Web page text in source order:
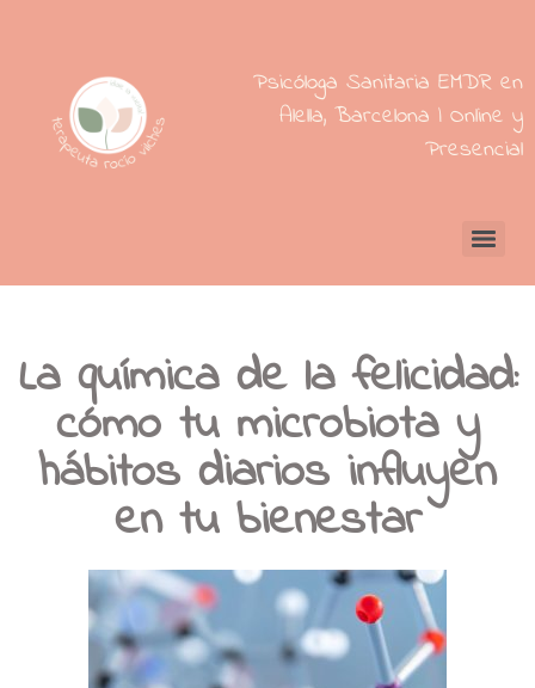
Psicóloga Sanitaria EMDR en
Alella, Barcelona | Online y
Presencial
La química de la felicidad:
cómo tu microbiota y
hábitos diarios influyen
en tu bienestar